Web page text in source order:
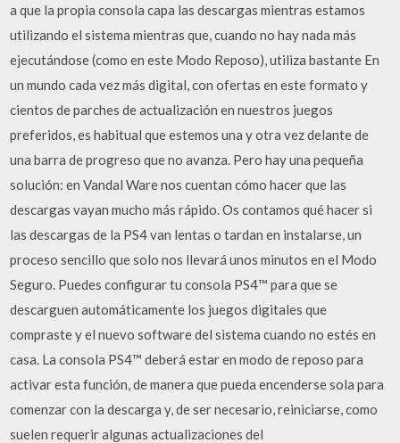
a que la propia consola capa las descargas mientras estamos
utilizando el sistema mientras que, cuando no hay nada más
ejecutándose (como en este Modo Reposo), utiliza bastante En
un mundo cada vez más digital, con ofertas en este formato y
cientos de parches de actualización en nuestros juegos
preferidos, es habitual que estemos una y otra vez delante de
una barra de progreso que no avanza. Pero hay una pequeña
solución: en Vandal Ware nos cuentan cómo hacer que las
descargas vayan mucho más rápido. Os contamos qué hacer si
las descargas de la PS4 van lentas o tardan en instalarse, un
proceso sencillo que solo nos llevará unos minutos en el Modo
Seguro. Puedes configurar tu consola PS4™ para que se
descarguen automáticamente los juegos digitales que
compraste y el nuevo software del sistema cuando no estés en
casa. La consola PS4™ deberá estar en modo de reposo para
activar esta función, de manera que pueda encenderse sola para
comenzar con la descarga y, de ser necesario, reiniciarse, como
suelen requerir algunas actualizaciones del